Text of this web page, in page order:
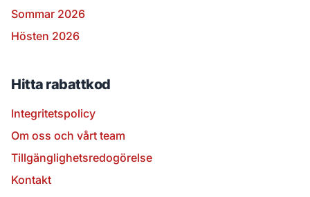
Sommar 2026
Hösten 2026
Hitta rabattkod
Integritetspolicy
Om oss och vårt team
Tillgänglighetsredogörelse
Kontakt